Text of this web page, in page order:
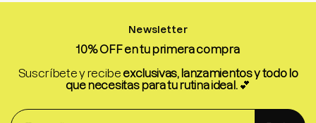
Newsletter
10% OFF en tu primera compra
Suscríbete y recibe exclusivas, lanzamientos y todo lo
que necesitas para tu rutina ideal.💕